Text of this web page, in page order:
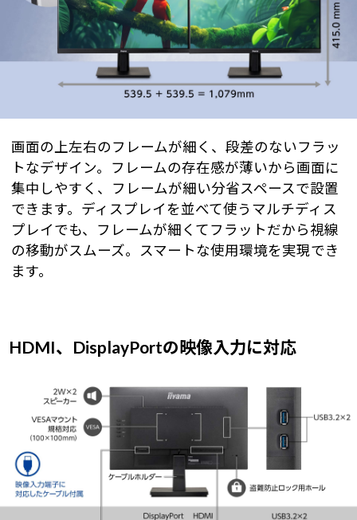
画面の上左右のフレームが細く、段差のないフラッ
トなデザイン。フレームの存在感が薄いから画面に
集中しやすく、フレームが細い分省スペースで設置
できます。ディスプレイを並べて使うマルチディス
プレイでも、フレームが細くてフラットだから視線
の移動がスムーズ。スマートな使用環境を実現でき
ます。
HDMI、DisplayPortの映像入力に対応